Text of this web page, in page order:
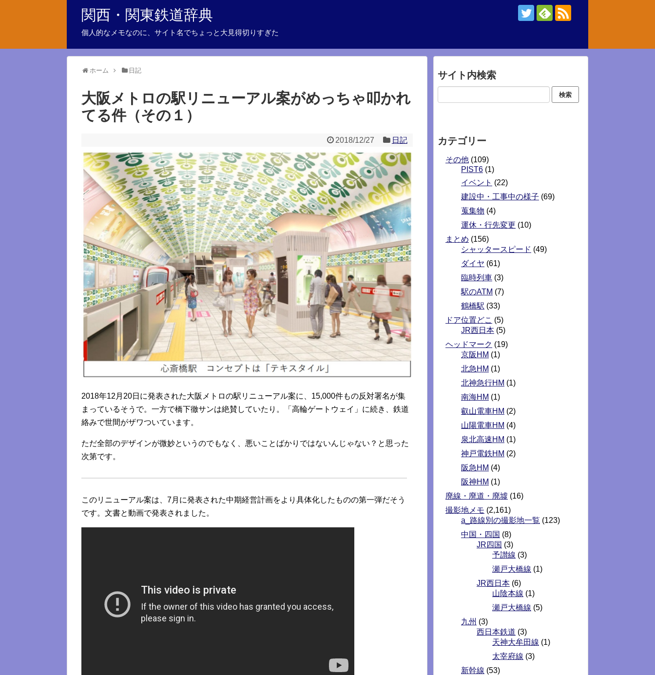
関西・関東鉄道辞典
個人的なメモなのに、サイト名でちょっと大見得切りすぎた
ホーム 日記
大阪メトロの駅リニューアル案がめっちゃ叩かれ
てる件（その１）
2018/12/27 日記
2018年12月20日に発表された大阪メトロの駅リニューアル案に、15,000件もの反対署名が集
まっているそうで。一方で橋下徹サンは絶賛していたり。「高輪ゲートウェイ」に続き、鉄道
絡みで世間がザワついています。
ただ全部のデザインが微妙というのでもなく、悪いことばかりではないんじゃない？と思った
次第です。
このリニューアル案は、7月に発表された中期経営計画をより具体化したものの第一弾だそう
です。文書と動画で発表されました。
サイト内検索
カテゴリー
その他 (109)
PIST6 (1)
イベント (22)
建設中・工事中の様子 (69)
蒐集物 (4)
運休・行先変更 (10)
まとめ (156)
シャッタースピード (49)
ダイヤ (61)
臨時列車 (3)
駅のATM (7)
鶴橋駅 (33)
ドア位置どこ (5)
JR西日本 (5)
ヘッドマーク (19)
京阪HM (1)
北急HM (1)
北神急行HM (1)
南海HM (1)
叡山電車HM (2)
山陽電車HM (4)
泉北高速HM (1)
神戸電鉄HM (2)
阪急HM (4)
阪神HM (1)
廃線・廃道・廃墟 (16)
撮影地メモ (2,161)
a_路線別の撮影地一覧 (123)
中国・四国 (8)
JR四国 (3)
予讃線 (3)
瀬戸大橋線 (1)
JR西日本 (6)
山陰本線 (1)
瀬戸大橋線 (5)
九州 (3)
西日本鉄道 (3)
天神大牟田線 (1)
太宰府線 (3)
新幹線 (53)